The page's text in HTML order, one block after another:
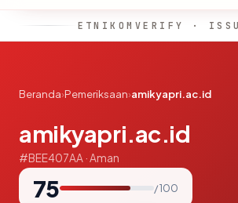
ETNIKOMVERIFY ·
Beranda›Pemeriksaan›amikyapri.ac.id
amikyapri.ac.id
#BEE407AA · Aman
75 / 100